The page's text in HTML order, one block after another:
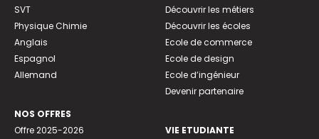
SVT
Physique Chimie
Anglais
Espagnol
Allemand
NOS OFFRES
Offre 2025-2026
Découvrir les métiers
Découvrir les écoles
Ecole de commerce
Ecole de design
Ecole d’ingénieur
Devenir partenaire
VIE ETUDIANTE